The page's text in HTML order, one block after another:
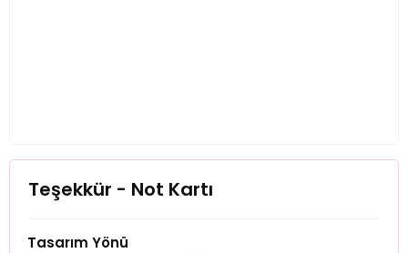
Teşekkür - Not Kartı
Tasarım Yönü